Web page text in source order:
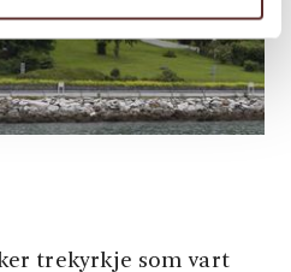
trekyrkje som vart